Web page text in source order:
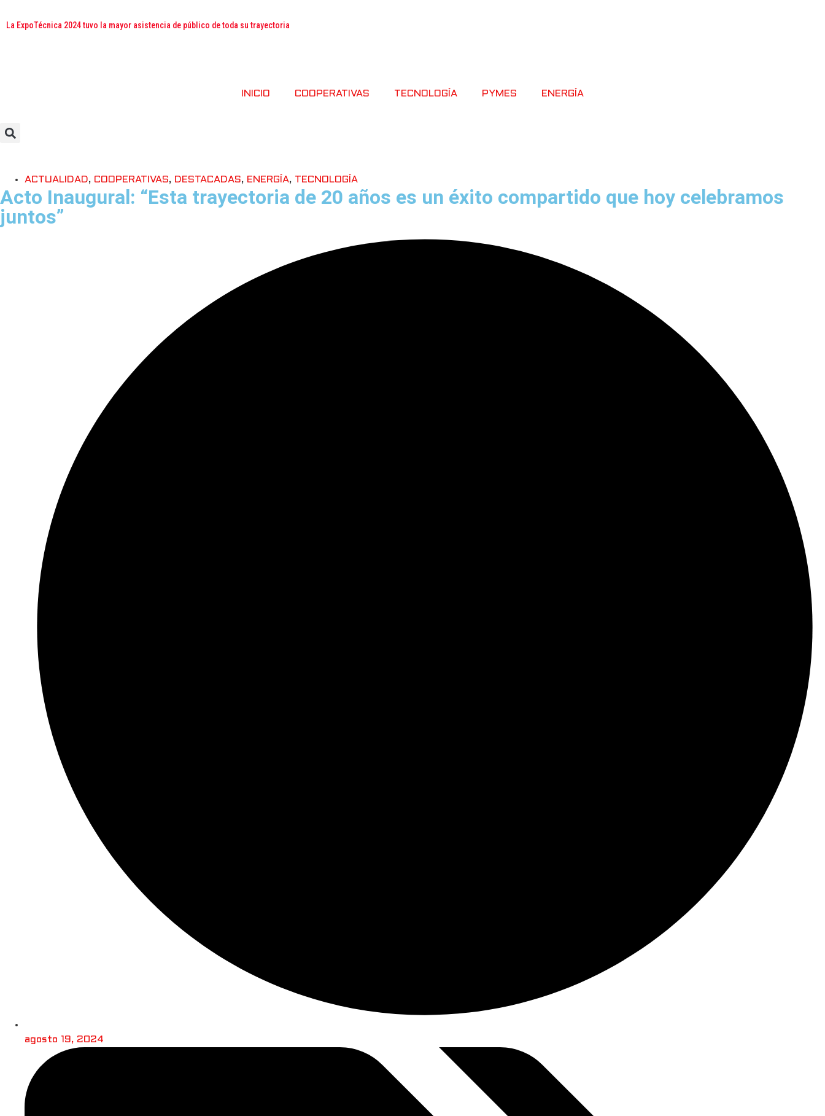
La ExpoTécnica 2024 tuvo la mayor asistencia de público de toda su trayectoria
INICIO COOPERATIVAS TECNOLOGÍA PYMES ENERGÍA
ACTUALIDAD, COOPERATIVAS, DESTACADAS, ENERGÍA, TECNOLOGÍA
Acto Inaugural: “Esta trayectoria de 20 años es un éxito compartido que hoy celebramos
juntos”
agosto 19, 2024